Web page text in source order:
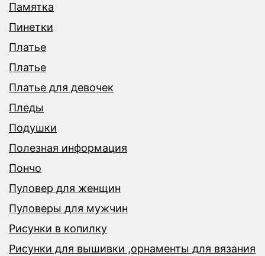
Памятка
Пинетки
Платье
Платье
Платье для девочек
Пледы
Подушки
Полезная информация
Пончо
Пуловер для женщин
Пуловеры для мужчин
Рисунки в копилку
Рисунки для вышивки ,орнаменты для вязания